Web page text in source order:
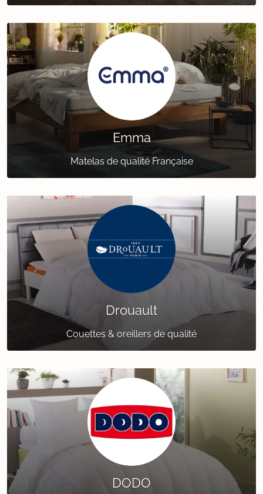
Emma
Matelas de qualité Française
Drouault
Couettes & oreillers de qualité
DODO